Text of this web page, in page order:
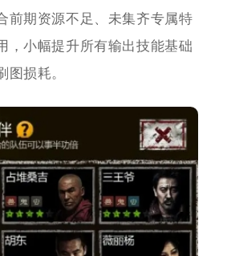
前期资源不足、未集齐专属特
，小幅提升所有输出技能基础
图损耗。